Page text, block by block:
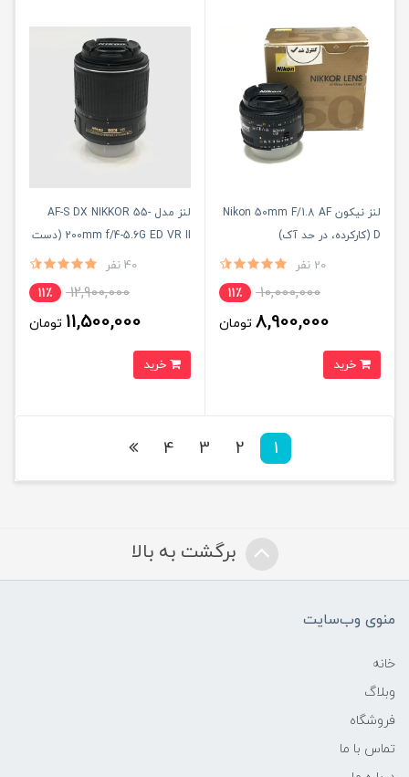
لنز نیکون Nikon 50mm F/1.8 AF
D (کارکرده، در حد آک)
20 نفر
10,000,000 11٪
8,900,000 تومان
لنز مدل AF-S DX NIKKOR 55-
200mm f/4-5.6G ED VR II (دست
دوم، مشابه آکبند)
40 نفر
12,900,000 11٪
11,500,000 تومان
1
2
3
4
برگشت به بالا
منوی وب‌سایت
خانه
وبلاگ
فروشگاه
تماس با ما